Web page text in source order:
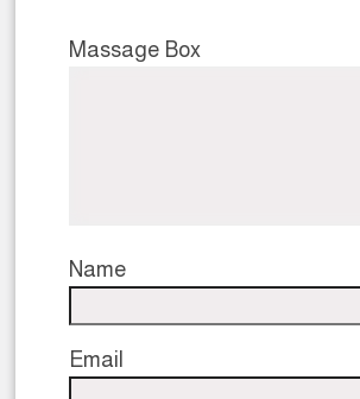
Massage Box
Name
Email